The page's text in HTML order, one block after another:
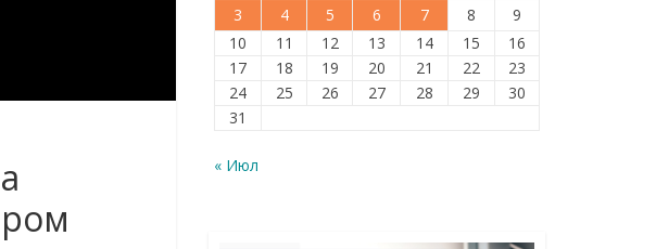
3
4 5 6 7 8
9
10
11 12 13 14 15
16
17
18 19 20 21 22
23
24
25 26 27 28 29
30
31
« Июл